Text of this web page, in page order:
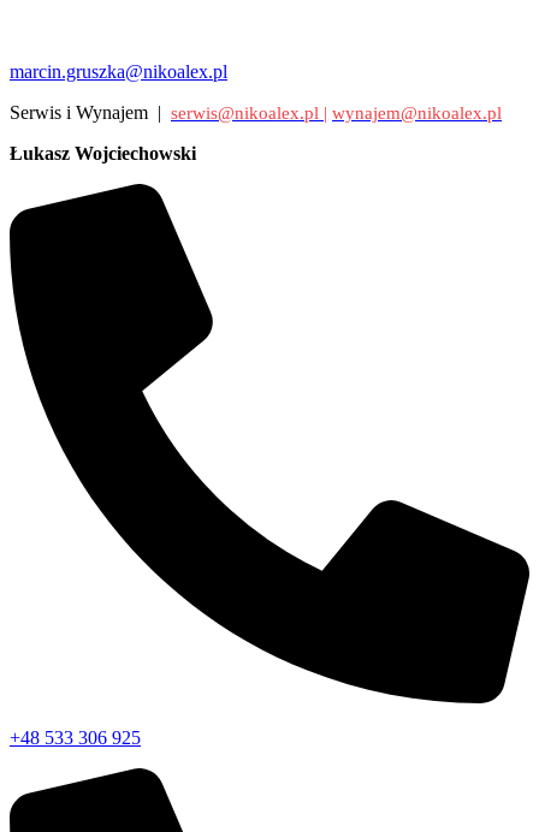
marcin.gruszka@nikoalex.pl
Serwis i Wynajem | serwis@nikoalex.pl | wynajem@nikoalex.pl
Łukasz Wojciechowski
+48 533 306 925